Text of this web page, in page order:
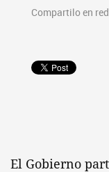
Compartilo en
El Gobierno